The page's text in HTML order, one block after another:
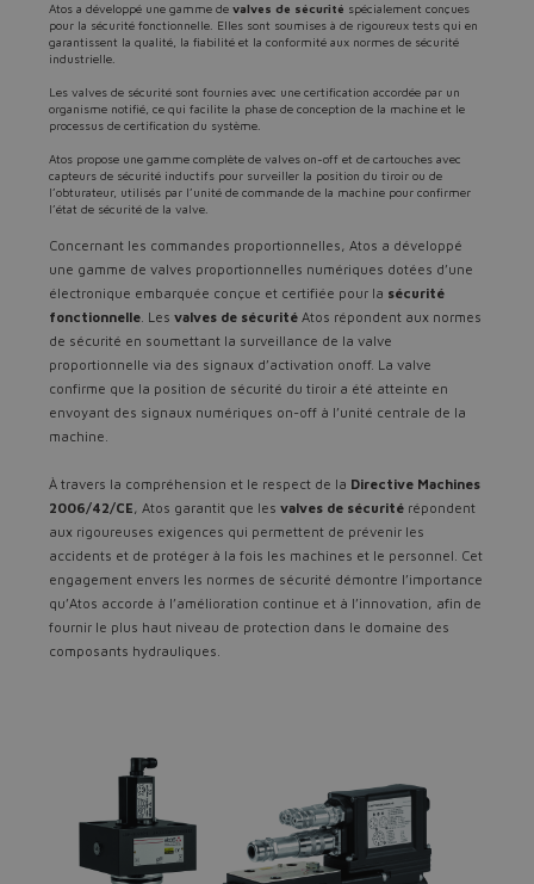
Atos a développé une gamme devalves de sécurité spécialement conçues
pour la sécurité fonctionnelle. Elles sont soumises à de rigoureux tests qui en
garantissent la qualité, la fiabilité et la conformité aux normes de sécurité
industrielle.
Les valves de sécurité sont fournies avec une certification accordée par un
organisme notifié, ce qui facilite la phase de conception de la machine et le
processus de certification du système.
Atos propose une gamme complète de valves on-off et de cartouches avec
capteurs de sécurité inductifs pour surveiller la position du tiroir ou de
l’obturateur, utilisés par l’unité de commande de la machine pour confirmer
l’état de sécurité de la valve.
Concernant les commandes proportionnelles, Atos a développé
une gamme de valves proportionnelles numériques dotées d’une
électronique embarquée conçue et certifiée pour la sécurité
fonctionnelle . Lesvalves de sécurité Atos répondent aux normes
de sécurité en soumettant la surveillance de la valve
proportionnelle via des signaux d’activation onoff. La valve
confirme que la position de sécurité du tiroir a été atteinte en
envoyant des signaux numériques on-off à l’unité centrale de la
machine.
À travers la compréhension et le respect de la Directive Machines
2006/42/CE , Atos garantit que lesvalves de sécurité répondent
aux rigoureuses exigences qui permettent de prévenir les
accidents et de protéger à la fois les machines et le personnel. Cet
engagement envers les normes de sécurité démontre l’importance
qu’Atos accorde à l’amélioration continue et à l’innovation, afin de
fournir le plus haut niveau de protection dans le domaine des
composants hydrauliques.